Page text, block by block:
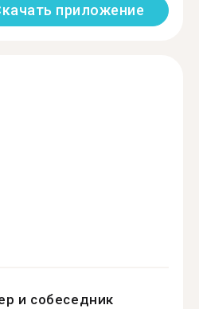
приложение
и собеседник